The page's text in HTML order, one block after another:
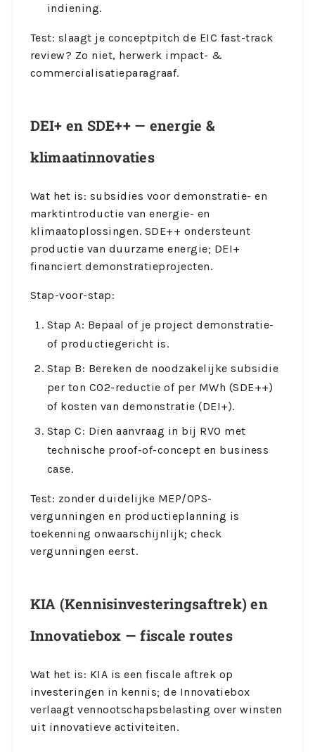
indiening.
Test: slaagt je conceptpitch de EIC fast-track
review? Zo niet, herwerk impact- &
commercialisatieparagraaf.
DEI+ en SDE++ — energie &
klimaatinnovaties
Wat het is: subsidies voor demonstratie- en
marktintroductie van energie- en
klimaatoplossingen. SDE++ ondersteunt
productie van duurzame energie; DEI+
financiert demonstratieprojecten.
Stap-voor-stap:
Stap A: Bepaal of je project demonstratie-
of productiegericht is.
Stap B: Bereken de noodzakelijke subsidie
per ton CO2-reductie of per MWh (SDE++)
of kosten van demonstratie (DEI+).
Stap C: Dien aanvraag in bij RVO met
technische proof-of-concept en business
case.
Test: zonder duidelijke MEP/OPS-
vergunningen en productieplanning is
toekenning onwaarschijnlijk; check
vergunningen eerst.
KIA (Kennisinvesteringsaftrek) en
Innovatiebox — fiscale routes
Wat het is: KIA is een fiscale aftrek op
investeringen in kennis; de Innovatiebox
verlaagt vennootschapsbelasting over winsten
uit innovatieve activiteiten.